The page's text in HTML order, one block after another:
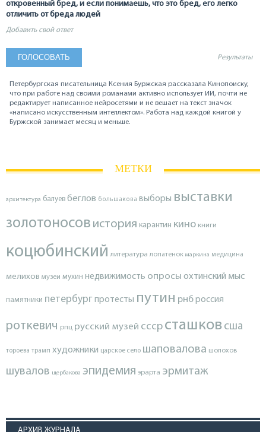
откровенный бред, и если понимаешь, что это бред, его легко
отличить от бреда людей
Добавить свой ответ
Результаты
Петербургская писательница Ксения Буржская рассказала Кинопоиску,
что при работе над своими романами активно использует ИИ, почти не
редактирует написанное нейросетями и не вешает на текст значок
«написано искусственным интеллектом». Работа над каждой книгой у
Буржской занимает месяц и меньше.
МЕТКИ
архитектура балуев беглов большакова выборы выставки
золотоносов история карантин кино книги
коцюбинский литература лопатенок маркина медицина
мелихов музеи мухин недвижимость опросы охтинский мыс
памятники петербургпротесты путин рнброссия
роткевич рпц русский музей ссср сташков сша
тороева трамп художники царское село шаповалова шолохов
шувалов щербакова эпидемия эрарта эрмитаж